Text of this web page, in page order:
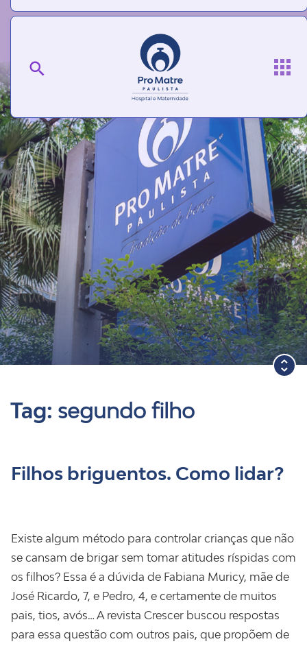
Blog
Tag: segundo filho
Filhos briguentos. Como lidar?
Existe algum método para controlar crianças que não
se cansam de brigar sem tomar atitudes ríspidas com
os filhos? Essa é a dúvida de Fabiana Muricy, mãe de
José Ricardo, 7, e Pedro, 4, e certamente de muitos
pais, tios, avós… A revista Crescer buscou respostas
para essa questão com outros pais, que propõem de